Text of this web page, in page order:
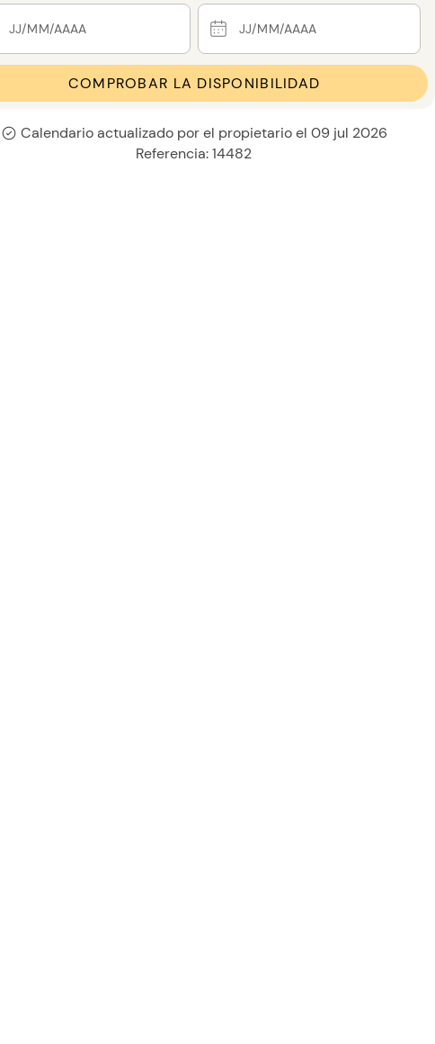
COMPROBAR LA DISPONIBILIDAD
Calendario actualizado por el propietario el 09 jul 2026
Referencia: 14482